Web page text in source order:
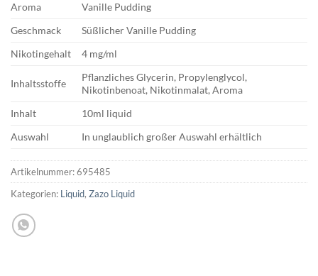
Aroma
Vanille Pudding
Geschmack
Süßlicher Vanille Pudding
Nikotingehalt
4 mg/ml
Inhaltsstoffe
Pflanzliches Glycerin, Propylenglycol,
Nikotinbenoat, Nikotinmalat, Aroma
Inhalt
10ml liquid
Auswahl
In unglaublich großer Auswahl erhältlich
Artikelnummer:695485
Kategorien: Liquid, Zazo Liquid